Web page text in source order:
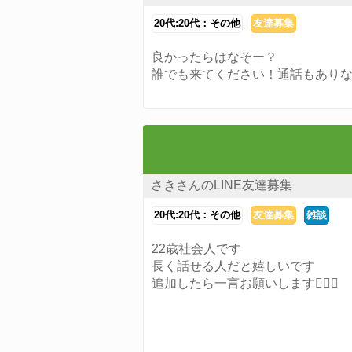
20代:20代：その他 友達募集
良かったらはなそー？
誰でも来てください！通話もあり
さきさんのLINE友達募集
20代:20代：その他 友達募集 雑談
22歳社会人です
長く話せる人だと嬉しいです
追加したら一言お願いします🙇🏻‍♀️